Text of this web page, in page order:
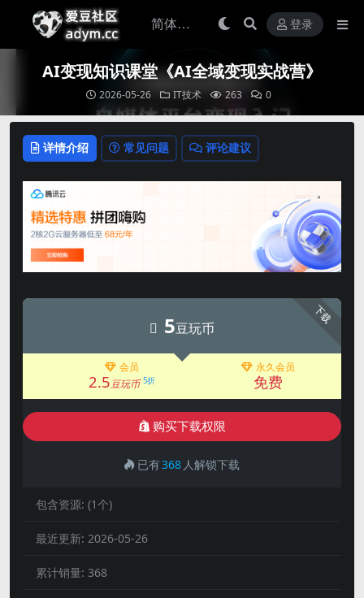
登录
AI变现知识课堂《AI全域变现实战营》
2026-05-26 IT技术 263 0
详情介绍 常见问题 评论建议
下载
5豆玩币
会员
2.5豆玩币 5折
永久会员
免费
购买下载权限
已有368 人解锁下载
包含资源: (1个)
最近更新: 2026-05-26
累计销量: 368